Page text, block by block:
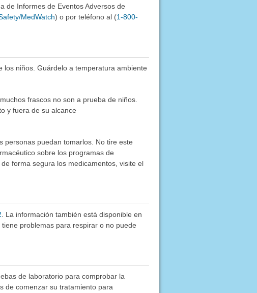
de Informes de Eventos Adversos de
MedWatch) o por teléfono al (1-800-
niños. Guárdelo a temperatura ambiente
frascos no son a prueba de niños.
y fuera de su alcance
personas puedan tomarlos. No tire este
sobre los programas de
forma segura los medicamentos, visite el
. La información también está disponible en
problemas para respirar o no puede
de laboratorio para comprobar la
de comenzar su tratamiento para